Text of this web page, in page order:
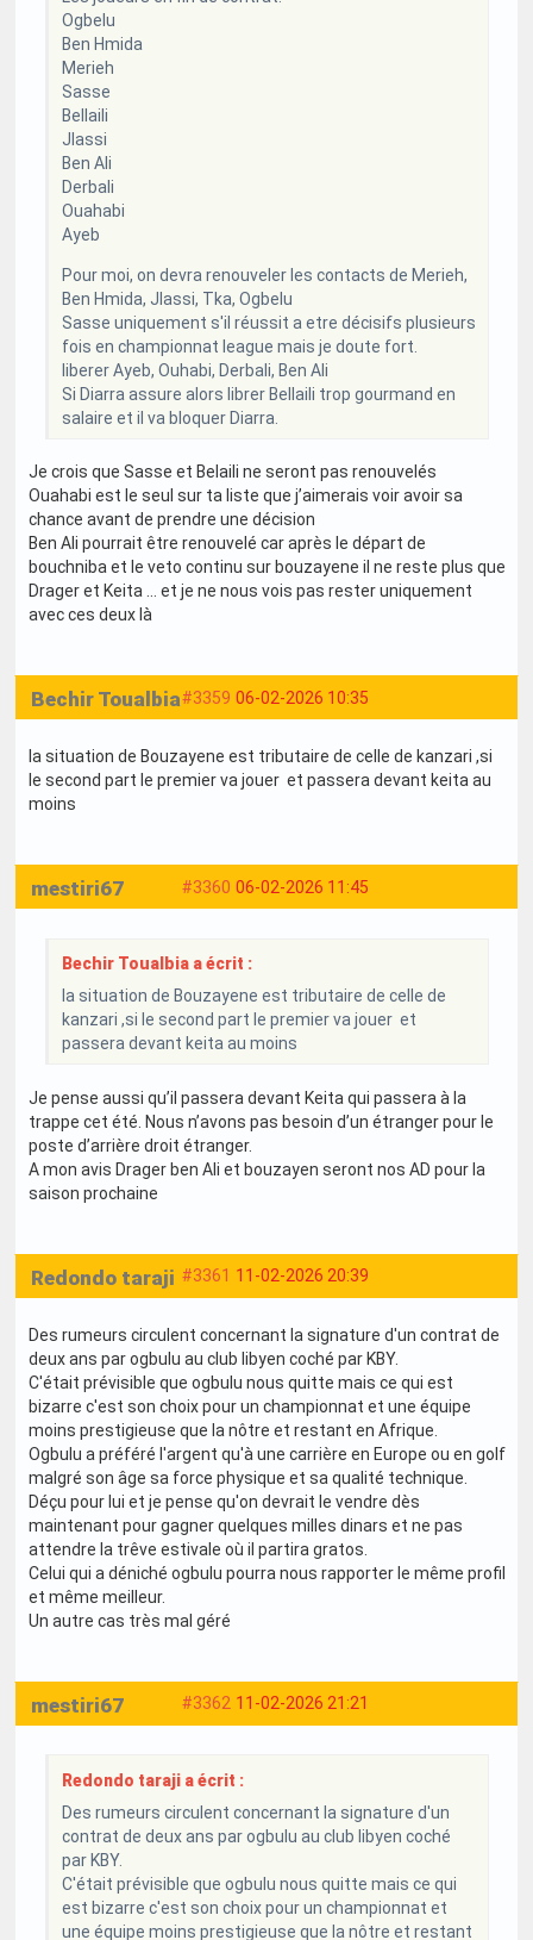
Ogbelu
Ben Hmida
Merieh
Sasse
Bellaili
Jlassi
Ben Ali
Derbali
Ouahabi
Ayeb
Pour moi, on devra renouveler les contacts de Merieh,
Ben Hmida, Jlassi, Tka, Ogbelu
Sasse uniquement s'il réussit a etre décisifs plusieurs
fois en championnat league mais je doute fort.
liberer Ayeb, Ouhabi, Derbali, Ben Ali
Si Diarra assure alors librer Bellaili trop gourmand en
salaire et il va bloquer Diarra.
Je crois que Sasse et Belaili ne seront pas renouvelés
Ouahabi est le seul sur ta liste que j’aimerais voir avoir sa
chance avant de prendre une décision
Ben Ali pourrait être renouvelé car après le départ de
bouchniba et le veto continu sur bouzayene il ne reste plus que
Drager et Keita … et je ne nous vois pas rester uniquement
avec ces deux là
#3359 06-02-2026 10:35
Bechir Toualbia
la situation de Bouzayene est tributaire de celle de kanzari ,si
le second part le premier va jouer et passera devant keita au
moins
#3360 06-02-2026 11:45
mestiri67
Bechir Toualbia a écrit :
la situation de Bouzayene est tributaire de celle de
kanzari ,si le second part le premier va jouer et
passera devant keita au moins
Je pense aussi qu’il passera devant Keita qui passera à la
trappe cet été. Nous n’avons pas besoin d’un étranger pour le
poste d’arrière droit étranger.
A mon avis Drager ben Ali et bouzayen seront nos AD pour la
saison prochaine
#3361 11-02-2026 20:39
Redondo taraji
Des rumeurs circulent concernant la signature d'un contrat de
deux ans par ogbulu au club libyen coché par KBY.
C'était prévisible que ogbulu nous quitte mais ce qui est
bizarre c'est son choix pour un championnat et une équipe
moins prestigieuse que la nôtre et restant en Afrique.
Ogbulu a préféré l'argent qu'à une carrière en Europe ou en golf
malgré son âge sa force physique et sa qualité technique.
Déçu pour lui et je pense qu'on devrait le vendre dès
maintenant pour gagner quelques milles dinars et ne pas
attendre la trêve estivale où il partira gratos.
Celui qui a déniché ogbulu pourra nous rapporter le même profil
et même meilleur.
Un autre cas très mal géré
#3362 11-02-2026 21:21
mestiri67
Redondo taraji a écrit :
Des rumeurs circulent concernant la signature d'un
contrat de deux ans par ogbulu au club libyen coché
par KBY.
C'était prévisible que ogbulu nous quitte mais ce qui
est bizarre c'est son choix pour un championnat et
une équipe moins prestigieuse que la nôtre et restant